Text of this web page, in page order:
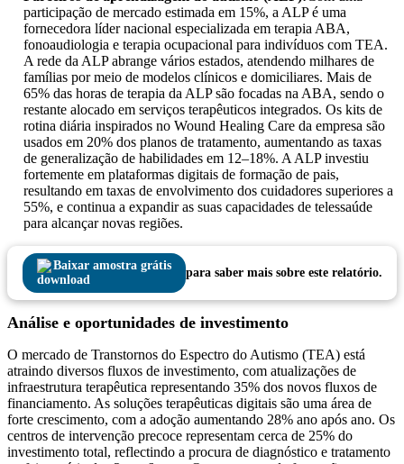
participação de mercado estimada em 15%, a ALP é uma
fornecedora líder nacional especializada em terapia ABA,
fonoaudiologia e terapia ocupacional para indivíduos com TEA.
A rede da ALP abrange vários estados, atendendo milhares de
famílias por meio de modelos clínicos e domiciliares. Mais de
65% das horas de terapia da ALP são focadas na ABA, sendo o
restante alocado em serviços terapêuticos integrados. Os kits de
rotina diária inspirados no Wound Healing Care da empresa são
usados ​​em 20% dos planos de tratamento, aumentando as taxas
de generalização de habilidades em 12–18%. A ALP investiu
fortemente em plataformas digitais de formação de pais,
resultando em taxas de envolvimento dos cuidadores superiores a
55%, e continua a expandir as suas capacidades de telessaúde
para alcançar novas regiões.
Baixar amostra grátis
para saber mais sobre este relatório.
Análise e oportunidades de investimento
O mercado de Transtornos do Espectro do Autismo (TEA) está
atraindo diversos fluxos de investimento, com atualizações de
infraestrutura terapêutica representando 35% dos novos fluxos de
financiamento. As soluções terapêuticas digitais são uma área de
forte crescimento, com a adoção aumentando 28% ano após ano. Os
centros de intervenção precoce representam cerca de 25% do
investimento total, reflectindo a procura de diagnóstico e tratamento